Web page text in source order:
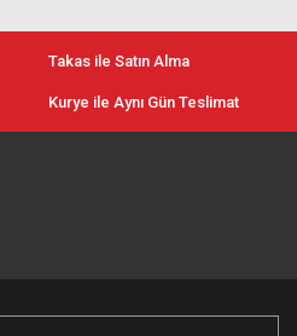
Takas ile Satın Alma
Kurye ile Aynı Gün Teslimat